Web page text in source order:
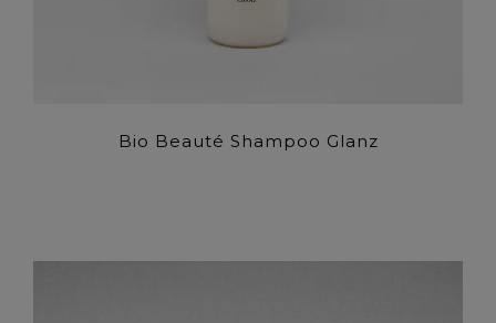
Bio Beauté Shampoo Glanz